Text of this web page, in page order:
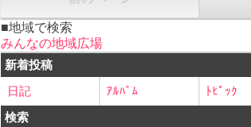
■地域で検索
みんなの地域広場
新着投稿
日記
ｱﾙﾊﾞﾑ ﾄﾋﾟｯｸ
検索